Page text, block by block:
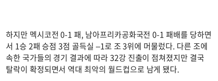
하지만 멕시코전 0-1 패, 남아프리카공화국전 0-1 패배를 당하면
서 1승 2패 승점 3점 골득실 –1로 조 3위에 머물렀다. 다른 조에
속한 국가들의 경기 결과에 따라 32강 진출이 점쳐졌지만 결국
탈락이 확정되면서 역대 최악의 월드컵으로 남게 됐다.